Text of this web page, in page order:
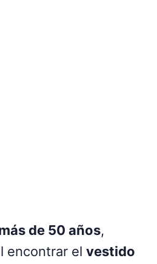
de 50 años,
encontrar el vestido